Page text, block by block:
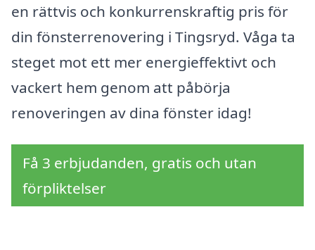
en rättvis och konkurrenskraftig pris för
din fönsterrenovering i Tingsryd. Våga ta
steget mot ett mer energieffektivt och
vackert hem genom att påbörja
renoveringen av dina fönster idag!
Få 3 erbjudanden, gratis och utan
förpliktelser